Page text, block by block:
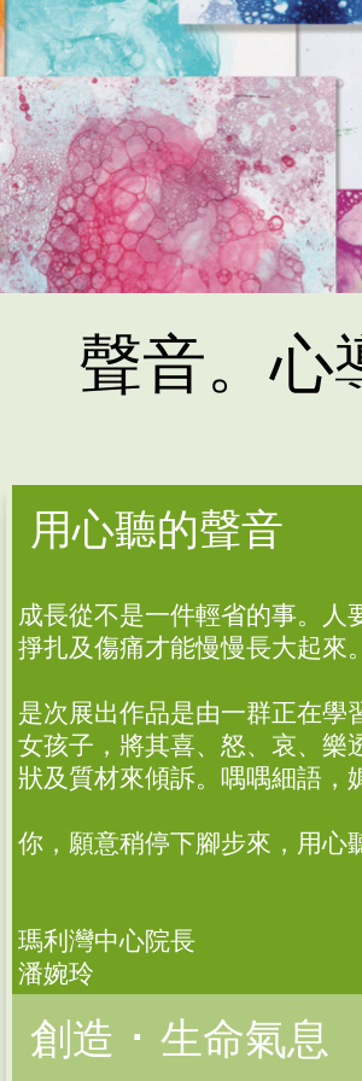
聲音。心
用心聽的聲音
成長從不是一件輕省的事。人
掙扎及傷痛才能慢慢長大起來。
是次展出作品是由一群正在學
女孩子，將其喜、怒、哀、樂
狀及質材來傾訴。喁喁細語，
你，願意稍停下腳步來，用心
瑪利灣中心院長
潘婉玲
創造 ･ 生命氣息